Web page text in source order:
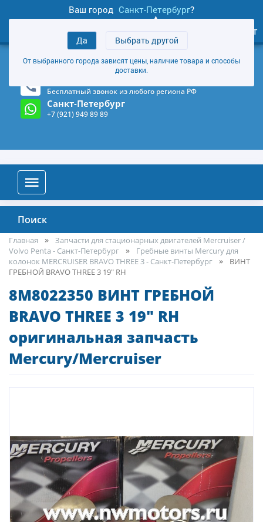
Ваш город Санкт-Петербург?
Да Выбрать другой
От выбранного города зависят цены, наличие товара и способы
доставки.
товаров
Личный кабинет
+7 (921) 949 89 89
Магазин и склад в Санкт-Петербурге (Карта)
Бесплатный звонок из любого региона РФ
Санкт-Петербург
+7 (921) 949 89 89
Поиск
Главная
Запчасти для стационарных двигателей Mercruiser /
Volvo Penta - Санкт-Петербург
Гребные винты Mercury для
колонок MERCRUISER BRAVO THREE 3 - Санкт-Петербург
ВИНТ
ГРЕБНОЙ BRAVO THREE 3 19" RH
8M8022350 ВИНТ ГРЕБНОЙ
BRAVO THREE 3 19" RH
оригинальная запчасть
Mercury/Mercruiser